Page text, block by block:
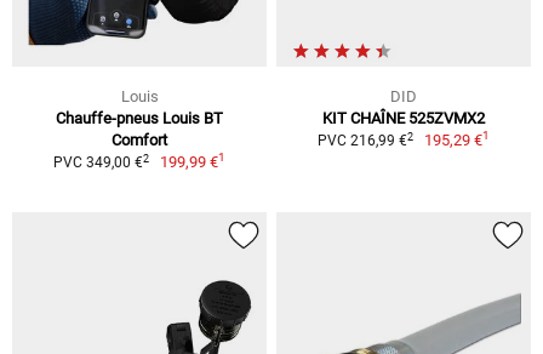
Louis
Chauffe-pneus Louis BT
Comfort
PVC 349,00 €2 199,99 €1
DID
KIT CHAÎNE 525ZVMX2
PVC 216,99 €2 195,29 €1